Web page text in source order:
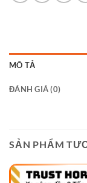
MÔ TẢ
ĐÁNH GIÁ (0)
SẢN PHẨM